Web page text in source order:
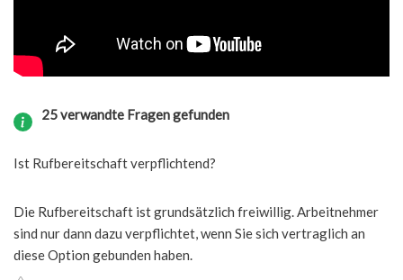
25 verwandte Fragen gefunden
Ist Rufbereitschaft verpflichtend?
Die Rufbereitschaft ist grundsätzlich freiwillig. Arbeitnehmer
sind nur dann dazu verpflichtet, wenn Sie sich vertraglich an
diese Option gebunden haben.